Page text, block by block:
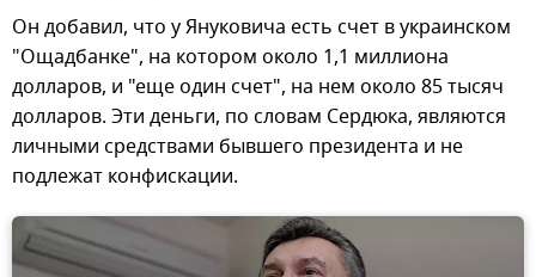
Он добавил, что у Януковича есть счет в украинском
"Ощадбанке", на котором около 1,1 миллиона
долларов, и "еще один счет", на нем около 85 тысяч
долларов. Эти деньги, по словам Сердюка, являются
личными средствами бывшего президента и не
подлежат конфискации.